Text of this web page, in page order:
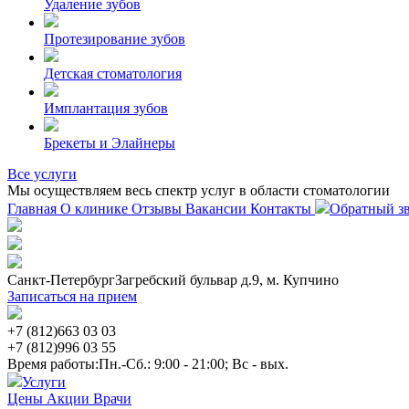
Удаление зубов
Протезирование зубов
Детская стоматология
Имплантация зубов
Брекеты и Элайнеры
Все услуги
Мы осуществляем весь спектр услуг в области стоматологии
Главная О клинике Отзывы Вакансии Контакты Обратный
Санкт-ПетербургЗагребский бульвар д.9, м. Купчино
Записаться на прием
+7 (812)663 03 03
+7 (812)996 03 55
Время работы:Пн.-Сб.: 9:00 - 21:00; Вс - вых.
Услуги
Цены Акции Врачи